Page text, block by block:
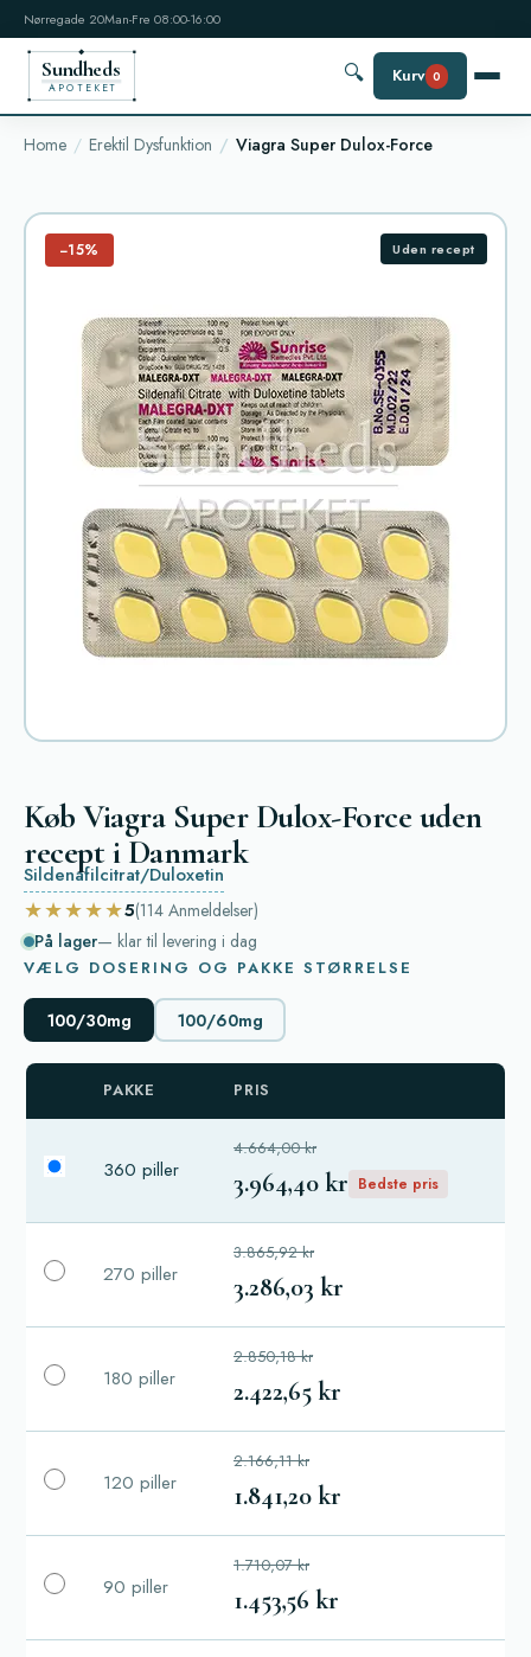
Nørregade 20Man-Fre 08:00-16:00
Sundheds
APOTEKET
🔍 Kurv 0
Home Erektil Dysfunktion Viagra Super Dulox-Force
−15% Uden recept
Køb Viagra Super Dulox-Force uden
recept i Danmark
Sildenafilcitrat/Duloxetin
★★★★★5(114 Anmeldelser)
På lager— klar til levering i dag
VÆLG DOSERING OG PAKKE STØRRELSE
100/30mg 100/60mg
PAKKE PRIS
360 piller
4.664,00 kr
3.964,40 kr Bedste pris
270 piller
3.865,92 kr
3.286,03 kr
180 piller
2.850,18 kr
2.422,65 kr
120 piller
2.166,11 kr
1.841,20 kr
90 piller
1.710,07 kr
1.453,56 kr